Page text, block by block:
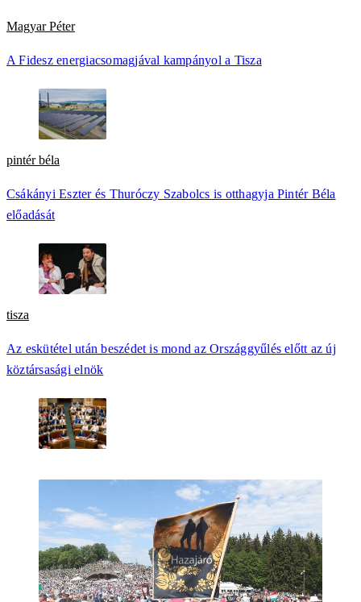
Magyar Péter
A Fidesz energiacsomagjával kampányol a Tisza
pintér béla
Csákányi Eszter és Thuróczy Szabolcs is otthagyja Pintér Béla
előadását
tisza
Az eskütétel után beszédet is mond az Országgyűlés előtt az új
köztársasági elnök